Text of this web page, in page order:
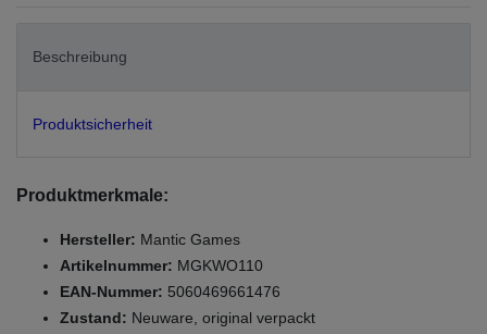
Beschreibung
Produktsicherheit
Produktmerkmale:
Hersteller: Mantic Games
Artikelnummer: MGKWO110
EAN-Nummer: 5060469661476
Zustand: Neuware, original verpackt